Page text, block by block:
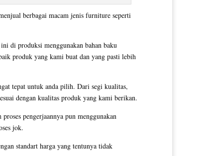
berbagai macam jenis furniture seperti
di produksi menggunakan bahan baku
produk yang kami buat dan yang pasti lebih
tepat untuk anda pilih. Dari segi kualitas,
dengan kualitas produk yang kami berikan.
pengerjaannya pun menggunakan
jok.
standart harga yang tentunya tidak